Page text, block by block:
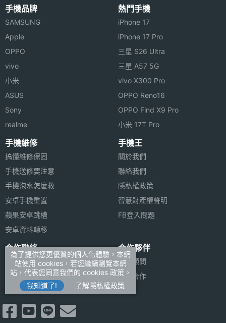
手機品牌
SAMSUNG
Apple
OPPO
vivo
小米
ASUS
Sony
realme
熱門手機
iPhone 17
iPhone 17 Pro
三星 S26 Ultra
三星 A57 5G
vivo X300 Pro
OPPO Reno16
OPPO Find X9 Pro
小米 17T Pro
手機維修
搞懂維修保固
手機送修要注意
手機泡水怎麼救
安卓手機重置
蘋果安卓跳槽
安卓資料轉移
手機王
關於我們
聯絡我們
隱私權政策
智慧財產權聲明
FB登入問題
合作聯絡
廣告刊登
加入商店報價
新聞聯絡
合作夥伴
法律顧問
媒體合作
為了提供您更優質的個人化體驗，本網
站使用 cookies，若您繼續瀏覽本網
站，代表您同意我們的 cookies 政策。
我知道了!
了解隱私權政策